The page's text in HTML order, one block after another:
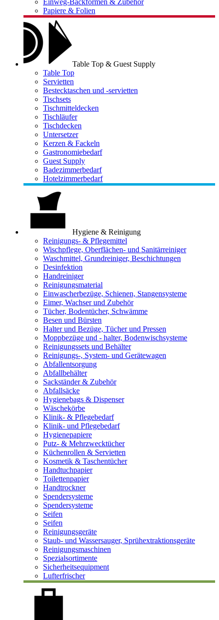
Einweg-Backformen & Zubehör
Papiere & Folien
Table Top & Guest Supply
Table Top
Servietten
Bestecktaschen und -servietten
Tischsets
Tischmitteldecken
Tischläufer
Tischdecken
Untersetzer
Kerzen & Fackeln
Gastronomiebedarf
Guest Supply
Badezimmerbedarf
Hotelzimmerbedarf
Hygiene & Reinigung
Reinigungs- & Pflegemittel
Wischpflege, Oberflächen- und Sanitärreiniger
Waschmittel, Grundreiniger, Beschichtungen
Desinfektion
Handreiniger
Reinigungsmaterial
Einwascherbezüge, Schienen, Stangensysteme
Eimer, Wachser und Zubehör
Tücher, Bodentücher, Schwämme
Besen und Bürsten
Halter und Bezüge, Tücher und Pressen
Moppbezüge und - halter, Bodenwischsysteme
Reinigungssets und Behälter
Reinigungs-, System- und Gerätewagen
Abfallentsorgung
Abfallbehälter
Sackständer & Zubehör
Abfallsäcke
Hygienebags & Dispenser
Wäschekörbe
Klinik- & Pflegebedarf
Klinik- und Pflegebedarf
Hygienepapiere
Putz- & Mehrzwecktücher
Küchenrollen & Servietten
Kosmetik & Taschentücher
Handtuchpapier
Toilettenpapier
Handtrockner
Spendersysteme
Spendersysteme
Seifen
Seifen
Reinigungsgeräte
Staub- und Wassersauger, Sprühextraktionsgeräte
Reinigungsmaschinen
Spezialsortimente
Sicherheitsequipment
Lufterfrischer